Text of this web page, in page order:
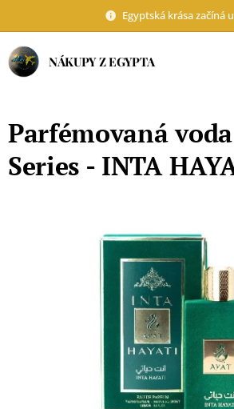
Egyptská krása začíná
NÁKUPY Z EGYPTA
Parfémovaná
Series - INTA